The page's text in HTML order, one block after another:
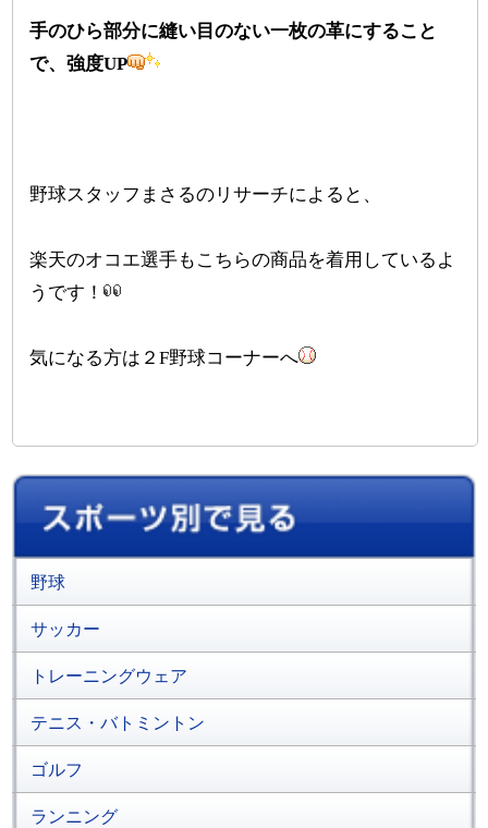
手のひら部分に縫い目のない一枚の革にすること
で、強度UP
野球スタッフまさるのリサーチによると、
楽天のオコエ選手もこちらの商品を着用しているよ
うです！
気になる方は２F野球コーナーへ
野球
サッカー
トレーニングウェア
テニス・バトミントン
ゴルフ
ランニング